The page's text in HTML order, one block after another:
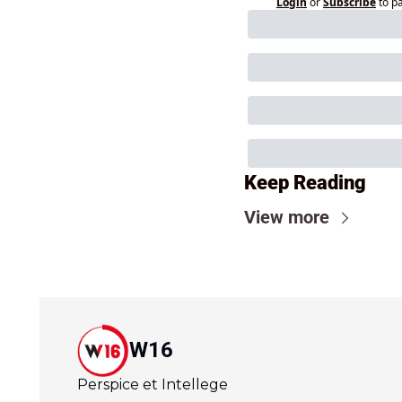
Keep Reading
View more
W16
Perspice et Intellege